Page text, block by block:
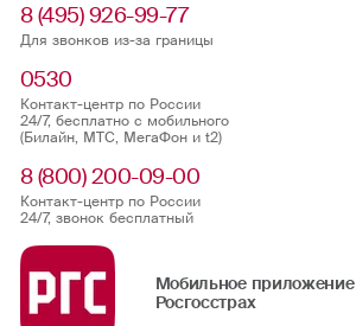
8 (495) 926-99-77
Для звонков из-за границы
0530
Контакт-центр по России
24/7, бесплатно с мобильного
(Билайн, МТС, МегаФон и t2)
8 (800) 200-09-00
Контакт-центр по России
24/7, звонок бесплатный
Мобильное приложение
Росгосстрах